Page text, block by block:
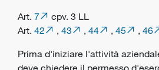
Art. 7
cpv. 3 LL
Art. 42 , 43 , 44 , 45 , 46
Prima d'iniziare l'attività
deve chiedere il permesso